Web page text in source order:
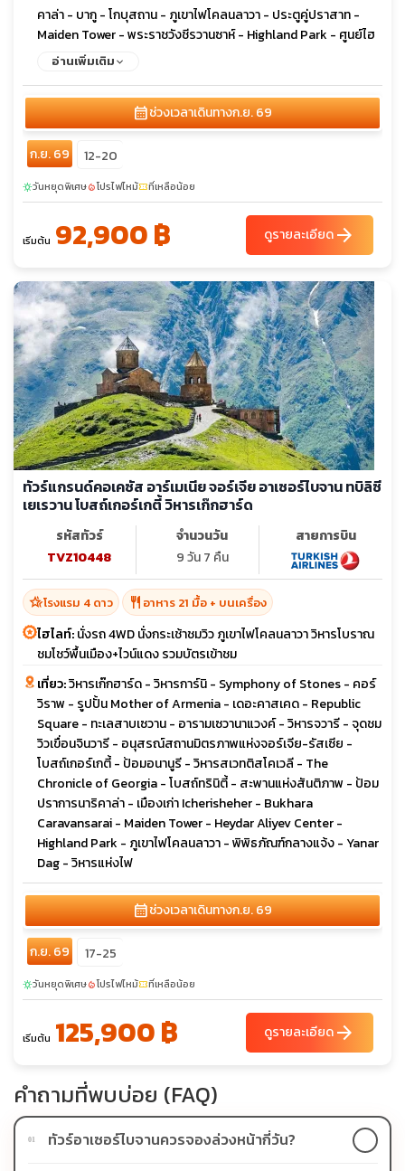
คาล่า - บากู - โกบุสถาน - ภูเขาไฟโคลนลาวา - ประตูคู่ปราสาท -
Maiden Tower - พระราชวังชีรวานซาห์ - Highland Park - ศูนย์ไฮ
ดาร์ อาลิเยฟ - ยานาร์แด็ก - วิหารแห่งไฟ
อ่านเพิ่มเติม
calendar_monthช่วงเวลาเดินทางก.ย. 69
ก.ย. 69 12-20
sunnyวันหยุดพิเศษlocal_fire_departmentโปรไฟไหม้confirmation_numberที่เหลือน้อย
เริ่มต้น 92,900 ฿ ดูรายละเอียดarrow_forward
ทัวร์แกรนด์คอเคซัส อาร์เมเนีย จอร์เจีย อาเซอร์ไบจาน ทบิลิซี
เยเรวาน โบสถ์เกอร์เกตี้ วิหารเก๊กฮาร์ด
รหัสทัวร์
TVZ10448
จำนวนวัน
9 วัน 7 คืน
สายการบิน
hotel_classโรงแรม 4 ดาว restaurant อาหาร 21 มื้อ + บนเครื่อง
ไฮไลท์:นั่งรถ 4WD นั่งกระเช้าชมวิว ภูเขาไฟโคลนลาวา วิหารโบราณ
ชมโชว์พื้นเมือง+ไวน์แดง รวมบัตรเข้าชม
เที่ยว:วิหารเก๊กฮาร์ด - วิหารการ์นิ - Symphony of Stones - คอร์
วิราพ - รูปปั้น Mother of Armenia - เดอะคาสเคด - Republic
Square - ทะเลสาบเซวาน - อารามเซวานาแวงค์ - วิหารจวารี - จุดชม
วิวเขื่อนจินวารี - อนุสรณ์สถานมิตรภาพแห่งจอร์เจีย-รัสเซีย -
โบสถ์เกอร์เกตี้ - ป้อมอนานูรี - วิหารสเวทติสโคเวลี - The
Chronicle of Georgia - โบสถ์ทรินิตี้ - สะพานแห่งสันติภาพ - ป้อม
ปราการนาริคาล่า - เมืองเก่า Icherisheher - Bukhara
Caravansarai - Maiden Tower - Heydar Aliyev Center -
Highland Park - ภูเขาไฟโคลนลาวา - พิพิธภัณฑ์กลางแจ้ง - Yanar
Dag - วิหารแห่งไฟ
calendar_monthช่วงเวลาเดินทางก.ย. 69
ก.ย. 69 17-25
sunnyวันหยุดพิเศษlocal_fire_departmentโปรไฟไหม้confirmation_numberที่เหลือน้อย
เริ่มต้น 125,900 ฿ ดูรายละเอียดarrow_forward
คำถามที่พบบ่อย (FAQ)
01 ทัวร์อาเซอร์ไบจานควรจองล่วงหน้ากี่วัน?